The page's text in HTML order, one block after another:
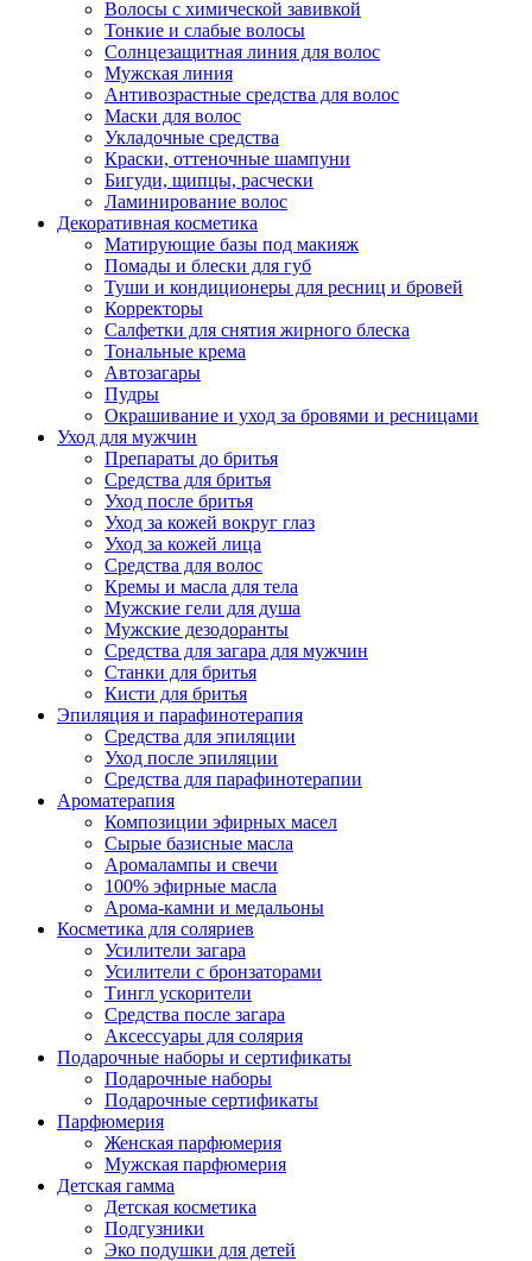
Волосы с химической завивкой
Тонкие и слабые волосы
Солнцезащитная линия для волос
Мужская линия
Антивозрастные средства для волос
Маски для волос
Укладочные средства
Краски, оттеночные шампуни
Бигуди, щипцы, расчески
Ламинирование волос
Декоративная косметика
Матирующие базы под макияж
Помады и блески для губ
Туши и кондиционеры для ресниц и бровей
Корректоры
Салфетки для снятия жирного блеска
Тональные крема
Автозагары
Пудры
Окрашивание и уход за бровями и ресницами
Уход для мужчин
Препараты до бритья
Средства для бритья
Уход после бритья
Уход за кожей вокруг глаз
Уход за кожей лица
Средства для волос
Кремы и масла для тела
Мужские гели для душа
Мужские дезодоранты
Средства для загара для мужчин
Станки для бритья
Кисти для бритья
Эпиляция и парафинотерапия
Средства для эпиляции
Уход после эпиляции
Средства для парафинотерапии
Ароматерапия
Композиции эфирных масел
Сырые базисные масла
Аромалампы и свечи
100% эфирные масла
Арома-камни и медальоны
Косметика для соляриев
Усилители загара
Усилители с бронзаторами
Тингл ускорители
Средства после загара
Аксессуары для солярия
Подарочные наборы и сертификаты
Подарочные наборы
Подарочные сертификаты
Парфюмерия
Женская парфюмерия
Мужская парфюмерия
Детская гамма
Детская косметика
Подгузники
Эко подушки для детей